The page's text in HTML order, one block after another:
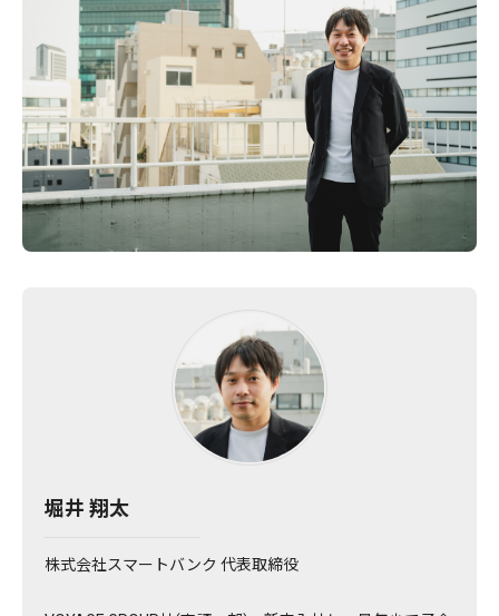
堀井 翔太
株式会社スマートバンク 代表取締役